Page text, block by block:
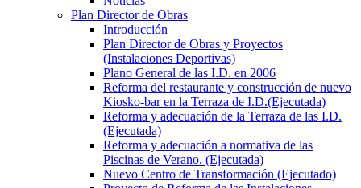
Plan Director de Obras
Introducción
Plan Director de Obras y Proyectos
(Instalaciones Deportivas)
Plano General de las I.D. en 2006
Reforma del restaurante y construcción de nuevo
Kiosko-bar en la Terraza de I.D.(Ejecutada)
Reforma y adecuación de la Terraza de las I.D.
(Ejecutada)
Reforma y adecuación a normativa de las
Piscinas de Verano. (Ejecutada)
Nuevo Centro de Transformación (Ejecutado)